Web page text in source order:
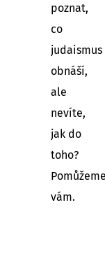
poznat,
co
judaismus
obnáší,
ale
nevíte,
jak do
toho?
vám.